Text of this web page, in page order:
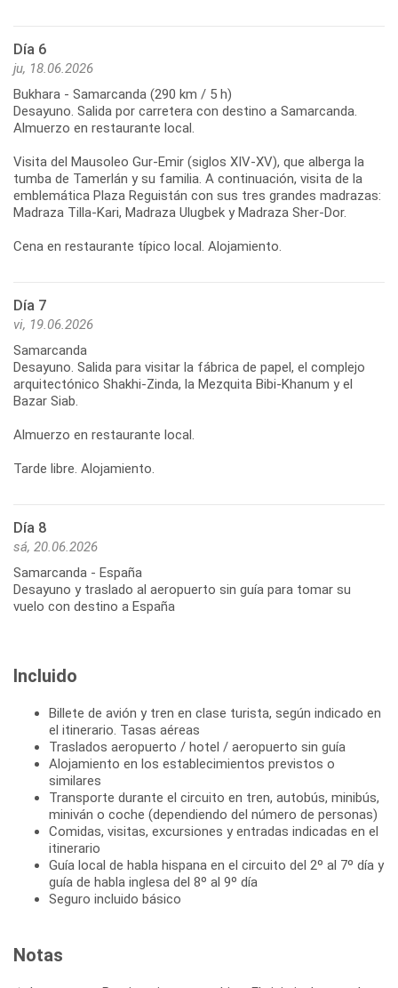
Día 6
ju, 18.06.2026
Bukhara - Samarcanda (290 km / 5 h)
Desayuno. Salida por carretera con destino a Samarcanda.
Almuerzo en restaurante local.
Visita del Mausoleo Gur-Emir (siglos XIV-XV), que alberga la
tumba de Tamerlán y su familia. A continuación, visita de la
emblemática Plaza Reguistán con sus tres grandes madrazas:
Madraza Tilla-Kari, Madraza Ulugbek y Madraza Sher-Dor.
Día 7
vi, 19.06.2026
Samarcanda
Desayuno. Salida para visitar la fábrica de papel, el complejo
arquitectónico Shakhi-Zinda, la Mezquita Bibi-Khanum y el
Bazar Siab.
Almuerzo en restaurante local.
Día 8
sá, 20.06.2026
Samarcanda - España
Desayuno y traslado al aeropuerto sin guía para tomar su
vuelo con destino a España
Incluido
Billete de avión y tren en clase turista, según indicado en
el itinerario. Tasas aéreas
Traslados aeropuerto / hotel / aeropuerto sin guía
Alojamiento en los establecimientos previstos o
similares
Transporte durante el circuito en tren, autobús, minibús,
miniván o coche (dependiendo del número de personas)
Comidas, visitas, excursiones y entradas indicadas en el
itinerario
Guía local de habla hispana en el circuito del 2º al 7º día y
guía de habla inglesa del 8º al 9º día
Seguro incluido básico
Notas